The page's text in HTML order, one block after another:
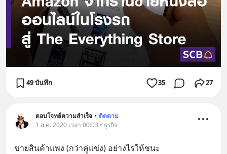
49 บันทึก 35 27
ตอบโจทย์ความสำเร็จ • ติดตาม
1 ส.ค. 2020 เวลา 00:03 • ธุรกิจ
ขายสินค้าแพง (กว่าคู่แข่ง) อย่างไรให้ชนะ